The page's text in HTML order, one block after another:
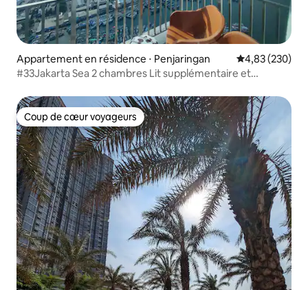
Appartement en résidence ⋅ Penjaringan Évaluation
4,83 (230)
#33Jakarta Sea 2 chambres Lit supplémentaire et
Coup de cœur voyageurs
Coup de cœur voyageurs